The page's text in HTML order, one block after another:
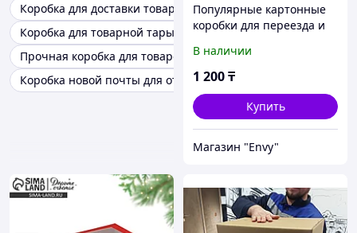
Коробка для доставки товаров
Коробка для товарной тары
Прочная коробка для товаров
Коробка новой почты для отправки посылок
Популярные картонные
коробки для переезда и
600*400*400. Посылка.
Отправка. Гофрокартон.
В наличии
1 200₸
Купить
Магазин "Envy"